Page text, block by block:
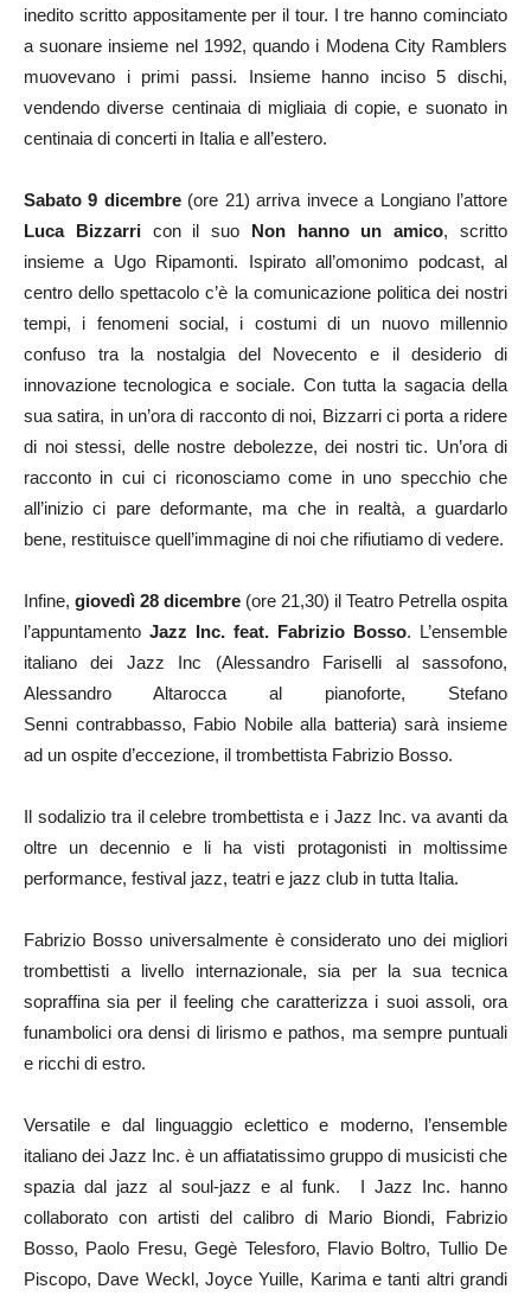
inedito scritto appositamente per il tour. I tre hanno cominciato
a suonare insieme nel 1992, quando i Modena City Ramblers
muovevano i primi passi. Insieme hanno inciso 5 dischi,
vendendo diverse centinaia di migliaia di copie, e suonato in
centinaia di concerti in Italia e all’estero.⠀
Sabato 9 dicembre(ore 21) arriva invece a Longiano l’attore
Luca Bizzarricon il suo Non hanno un amico, scritto
insieme a Ugo Ripamonti. Ispirato all’omonimo podcast, al
centro dello spettacolo c’è la comunicazione politica dei nostri
tempi, i fenomeni social, i costumi di un nuovo millennio
confuso tra la nostalgia del Novecento e il desiderio di
innovazione tecnologica e sociale. Con tutta la sagacia della
sua satira, in un’ora di racconto di noi, Bizzarri ci porta a ridere
di noi stessi, delle nostre debolezze, dei nostri tic. Un’ora di
racconto in cui ci riconosciamo come in uno specchio che
all’inizio ci pare deformante, ma che in realtà, a guardarlo
bene, restituisce quell’immagine di noi che rifiutiamo di vedere.
Infine, giovedì 28 dicembre (ore 21,30) il Teatro Petrella ospita
l’appuntamento Jazz Inc. feat. Fabrizio Bosso. L’ensemble
italiano dei Jazz Inc (Alessandro Fariselli al sassofono,
Alessandro Altarocca al pianoforte, Stefano
Senni contrabbasso, Fabio Nobile alla batteria) sarà insieme
ad un ospite d’eccezione, il trombettista Fabrizio Bosso.
Il sodalizio tra il celebre trombettista e i Jazz Inc. va avanti da
oltre un decennio e li ha visti protagonisti in moltissime
performance, festival jazz, teatri e jazz club in tutta Italia.
Fabrizio Bosso universalmente è considerato uno dei migliori
trombettisti a livello internazionale, sia per la sua tecnica
sopraffina sia per il feeling che caratterizza i suoi assoli, ora
funambolici ora densi di lirismo e pathos, ma sempre puntuali
e ricchi di estro.
Versatile e dal linguaggio eclettico e moderno, l’ensemble
italiano dei Jazz Inc. è un affiatatissimo gruppo di musicisti che
spazia dal jazz al soul-jazz e al funk. I Jazz Inc. hanno
collaborato con artisti del calibro di Mario Biondi, Fabrizio
Bosso, Paolo Fresu, Gegè Telesforo, Flavio Boltro, Tullio De
Piscopo, Dave Weckl, Joyce Yuille, Karima e tanti altri grandi